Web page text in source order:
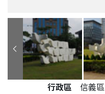
公共藝術作品詳細資料
行政區
信義區